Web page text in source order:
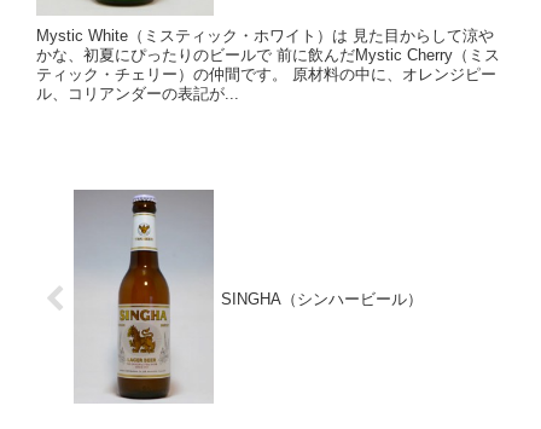
Mystic White（ミスティック・ホワイト）は 見た目からして涼や
かな、初夏にぴったりのビールで 前に飲んだMystic Cherry（ミス
ティック・チェリー）の仲間です。 原材料の中に、オレンジピー
ル、コリアンダーの表記が...
SINGHA（シンハービール）